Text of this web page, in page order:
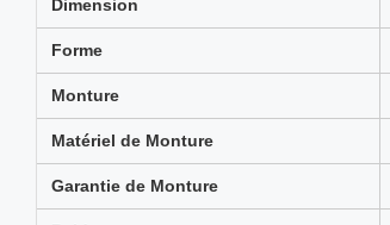
Dimension
Forme
Monture
Matériel de Monture
Garantie de Monture